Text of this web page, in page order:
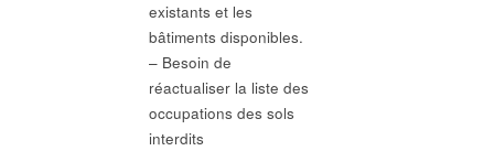
existants et les
bâtiments disponibles.
– Besoin de
réactualiser la liste des
occupations des sols
interdits